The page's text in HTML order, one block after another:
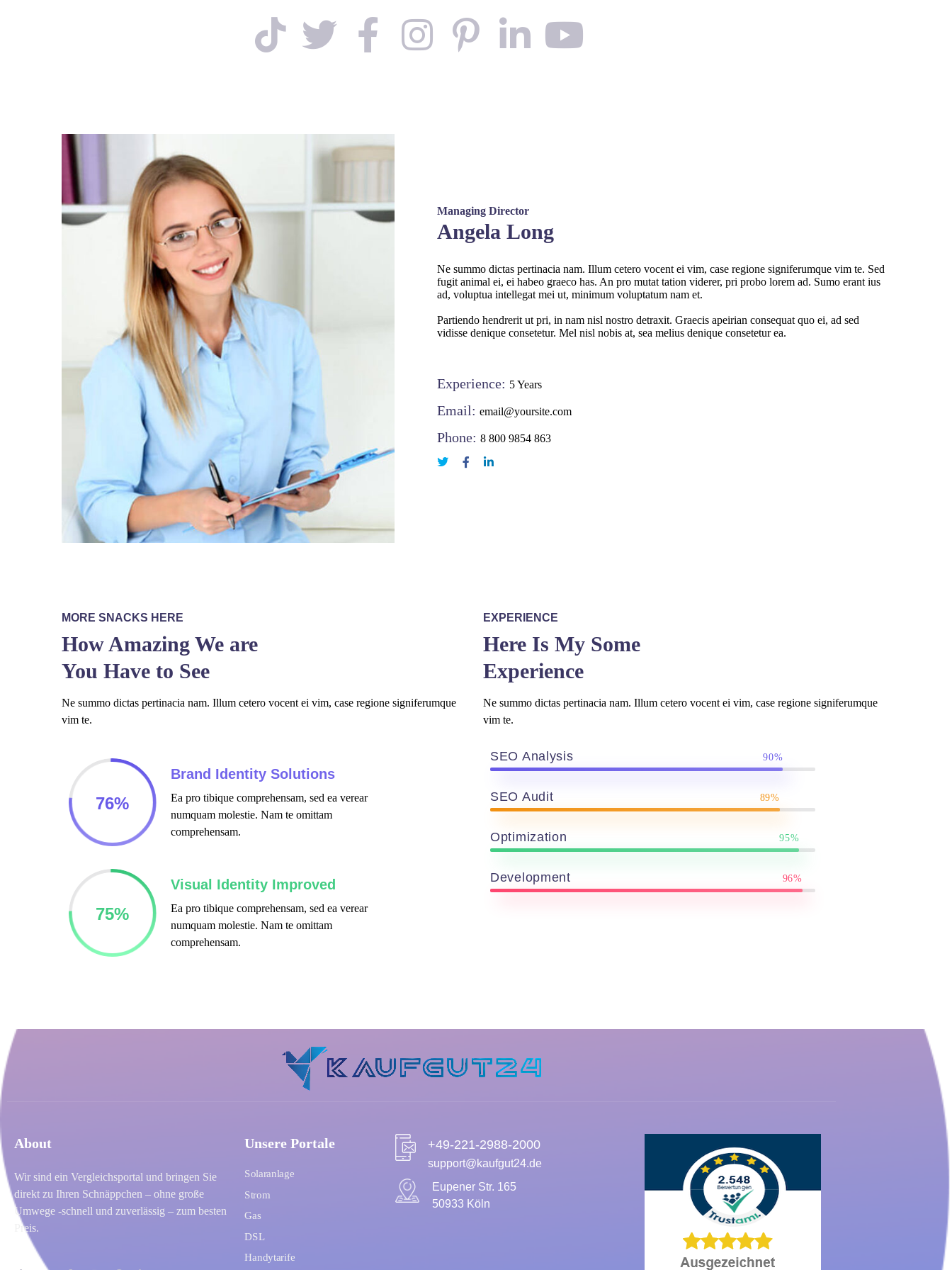
Managing Director
Angela Long
Ne summo dictas pertinacia nam. Illum cetero vocent ei vim, case regione signiferumque vim te. Sed
fugit animal ei, ei habeo graeco has. An pro mutat tation viderer, pri probo lorem ad. Sumo erant ius
ad, voluptua intellegat mei ut, minimum voluptatum nam et.
Partiendo hendrerit ut pri, in nam nisl nostro detraxit. Graecis apeirian consequat quo ei, ad sed
vidisse denique consetetur. Mel nisl nobis at, sea melius denique consetetur ea.
Experience: 5 Years
Email: email@yoursite.com
Phone: 8 800 9854 863
MORE SNACKS HERE
How Amazing We are
You Have to See
Ne summo dictas pertinacia nam. Illum cetero vocent ei vim, case regione signiferumque
vim te.
76%
Brand Identity Solutions
Ea pro tibique comprehensam, sed ea verear
numquam molestie. Nam te omittam
comprehensam.
75%
Visual Identity Improved
Ea pro tibique comprehensam, sed ea verear
numquam molestie. Nam te omittam
comprehensam.
EXPERIENCE
Here Is My Some
Experience
Ne summo dictas pertinacia nam. Illum cetero vocent ei vim, case regione signiferumque
vim te.
SEO Analysis 90%
SEO Audit 89%
Optimization 95%
Development 96%
About
Wir sind ein Vergleichsportal und bringen Sie
direkt zu Ihren Schnäppchen – ohne große
Umwege -schnell und zuverlässig – zum besten
Preis.
Unsere Portale
Solaranlage
Strom
Gas
DSL
Handytarife
+49-221-2988-2000
support@kaufgut24.de
Eupener Str. 165
50933 Köln